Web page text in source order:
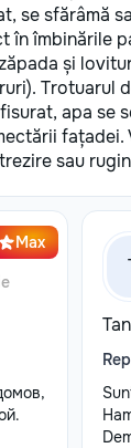
se sfărâmă
în îmbinările
și
Trotuarul
apa se
sau
Max